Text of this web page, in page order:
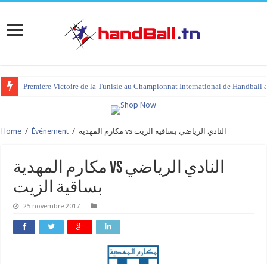
Première Victoire de la Tunisie au Championnat International de Handball
Home / Événement / مكارم المهدية vs النادي الرياضي بساقية الزيت
مكارم المهدية vs النادي الرياضي
بساقية الزيت
25 novembre 2017